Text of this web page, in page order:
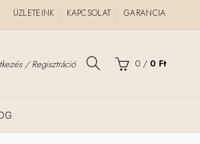
ÜZLETEINK KAPCSOLAT GARANCIA
/ Regisztráció 0 / 0 Ft